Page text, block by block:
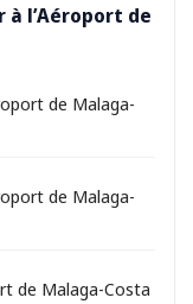
l’Aéroport de
de Malaga-
de Malaga-
de Malaga-Costa